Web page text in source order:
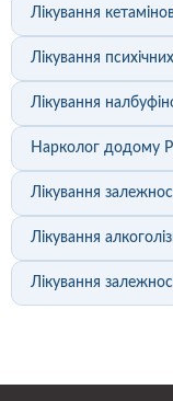
Лікування
Лікування
Лікування
Нарколог додому
Лікування
Лікування
Лікування